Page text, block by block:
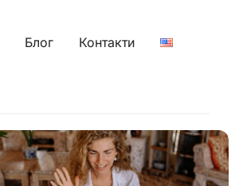
Блог Контакти